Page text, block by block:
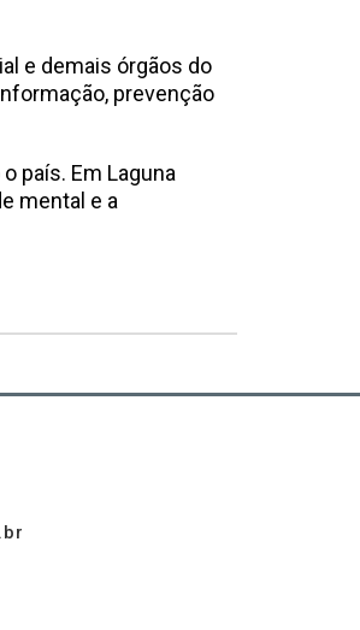
e demais órgãos do
prevenção
país. Em Laguna
mental e a